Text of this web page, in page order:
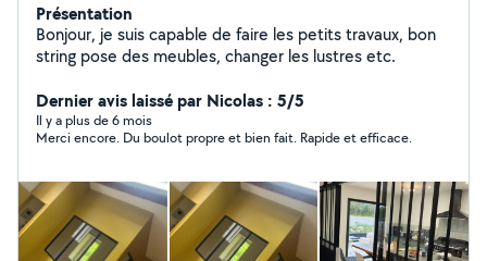
Présentation
Bonjour, je suis capable de faire les petits travaux, bon
string pose des meubles, changer les lustres etc.
Dernier avis laissé par Nicolas : 5/5
Il y a plus de 6 mois
Merci encore. Du boulot propre et bien fait. Rapide et efficace.